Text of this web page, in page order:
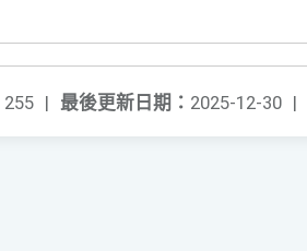
最後更新日期： 2025-12-30 |
255 |